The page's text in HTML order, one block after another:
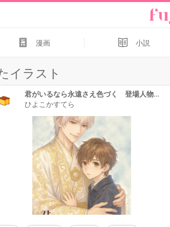
漫画 小説
イラスト
君がいるなら永遠さえ色づく 登場人物イラスト①
ひよこかすてら